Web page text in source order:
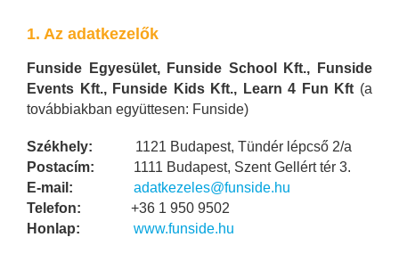
1. Az adatkezelők
Funside Egyesület, Funside School Kft., Funside
Events Kft., Funside Kids Kft., Learn 4 Fun Kft (a
továbbiakban együttesen: Funside)
Székhely: 1121 Budapest, Tündér lépcső 2/a
Postacím: 1111 Budapest, Szent Gellért tér 3.
E-mail:
adatkezeles@funside.hu
Telefon: +36 1 950 9502
Honlap:
www.funside.hu